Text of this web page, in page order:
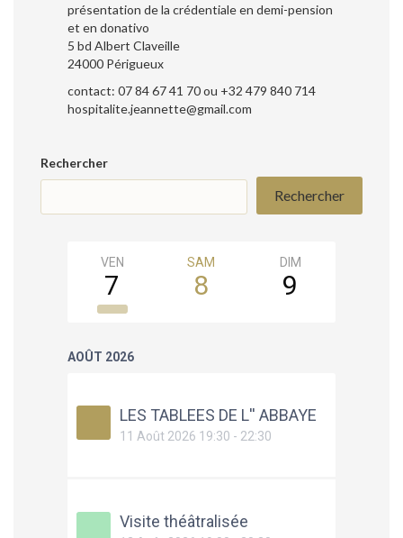
présentation de la crédentiale en demi-pension
et en donativo
5 bd Albert Claveille
24000 Périgueux
contact: 07 84 67 41 70 ou +32 479 840 714
hospitalite.jeannette@gmail.com
Rechercher
Rechercher
VEN
7
SAM
8
DIM
9
AOÛT 2026
LES TABLEES DE L'' ABBAYE
11 Août 2026 19:30 - 22:30
Visite théâtralisée